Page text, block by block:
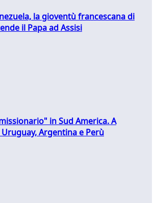
la gioventù francescana di
il Papa ad Assisi
in Sud America. A
Argentina e Perù